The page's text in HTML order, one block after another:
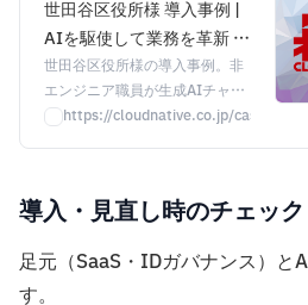
世田谷区役所様 導入事例 |
AIを駆使して業務を革新 自
治体DXの最先端 | 株式会社
クラウドネイティブ
世田谷区役所様の導入事例。非
エンジニア職員が生成AIチャッ
トボット「Hideki」を3ヶ月で
黒塗りAIなど多彩なAI活用を推
https://cloudnative.co.jp/case/
導入・見直し時のチェック
足元（SaaS・IDガバナンス）と
す。